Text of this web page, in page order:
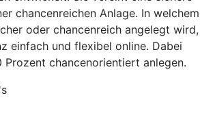
chancenreichen Anlage. In welchem
oder chancenreich angelegt wird,
einfach und flexibel online. Dabei
Prozent chancenorientiert anlegen.